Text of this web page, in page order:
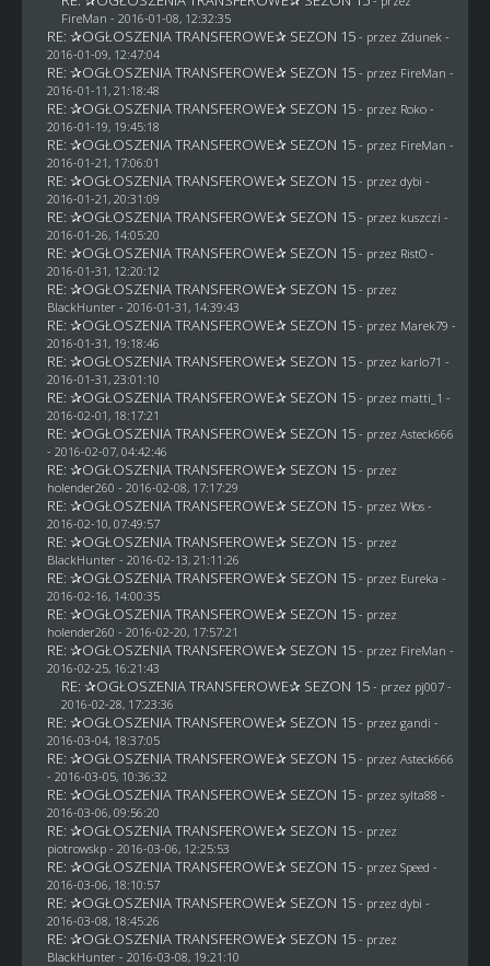
FireMan - 2016-01-08, 12:32:35
RE: ✰OGŁOSZENIA TRANSFEROWE✰ SEZON 15 - przez Zdunek -
2016-01-09, 12:47:04
RE: ✰OGŁOSZENIA TRANSFEROWE✰ SEZON 15 - przez FireMan -
2016-01-11, 21:18:48
RE: ✰OGŁOSZENIA TRANSFEROWE✰ SEZON 15 - przez Roko-
2016-01-19, 19:45:18
RE: ✰OGŁOSZENIA TRANSFEROWE✰ SEZON 15 - przez FireMan -
2016-01-21, 17:06:01
RE: ✰OGŁOSZENIA TRANSFEROWE✰ SEZON 15 - przez dybi -
2016-01-21, 20:31:09
RE: ✰OGŁOSZENIA TRANSFEROWE✰ SEZON 15 - przez kuszczi -
2016-01-26, 14:05:20
RE: ✰OGŁOSZENIA TRANSFEROWE✰ SEZON 15 - przez RistO-
2016-01-31, 12:20:12
RE: ✰OGŁOSZENIA TRANSFEROWE✰ SEZON 15 - przez
BlackHunter- 2016-01-31, 14:39:43
RE: ✰OGŁOSZENIA TRANSFEROWE✰ SEZON 15 - przez Marek79 -
2016-01-31, 19:18:46
RE: ✰OGŁOSZENIA TRANSFEROWE✰ SEZON 15 - przez karlo71 -
2016-01-31, 23:01:10
RE: ✰OGŁOSZENIA TRANSFEROWE✰ SEZON 15 - przez matti_1 -
2016-02-01, 18:17:21
RE: ✰OGŁOSZENIA TRANSFEROWE✰ SEZON 15 - przez Asteck666
- 2016-02-07, 04:42:46
RE: ✰OGŁOSZENIA TRANSFEROWE✰ SEZON 15 - przez
holender260 - 2016-02-08, 17:17:29
RE: ✰OGŁOSZENIA TRANSFEROWE✰ SEZON 15 - przez Włos-
2016-02-10, 07:49:57
RE: ✰OGŁOSZENIA TRANSFEROWE✰ SEZON 15 - przez
BlackHunter- 2016-02-13, 21:11:26
RE: ✰OGŁOSZENIA TRANSFEROWE✰ SEZON 15 - przez Eureka -
2016-02-16, 14:00:35
RE: ✰OGŁOSZENIA TRANSFEROWE✰ SEZON 15 - przez
holender260 - 2016-02-20, 17:57:21
RE: ✰OGŁOSZENIA TRANSFEROWE✰ SEZON 15 - przez FireMan -
2016-02-25, 16:21:43
RE: ✰OGŁOSZENIA TRANSFEROWE✰ SEZON 15 - przez pj007-
2016-02-28, 17:23:36
RE: ✰OGŁOSZENIA TRANSFEROWE✰ SEZON 15 - przez gandi -
2016-03-04, 18:37:05
RE: ✰OGŁOSZENIA TRANSFEROWE✰ SEZON 15 - przez Asteck666
- 2016-03-05, 10:36:32
RE: ✰OGŁOSZENIA TRANSFEROWE✰ SEZON 15 - przez sylta88 -
2016-03-06, 09:56:20
RE: ✰OGŁOSZENIA TRANSFEROWE✰ SEZON 15 - przez
piotrowskp- 2016-03-06, 12:25:53
RE: ✰OGŁOSZENIA TRANSFEROWE✰ SEZON 15 - przez Speed -
2016-03-06, 18:10:57
RE: ✰OGŁOSZENIA TRANSFEROWE✰ SEZON 15 - przez dybi -
2016-03-08, 18:45:26
RE: ✰OGŁOSZENIA TRANSFEROWE✰ SEZON 15 - przez
BlackHunter- 2016-03-08, 19:21:10